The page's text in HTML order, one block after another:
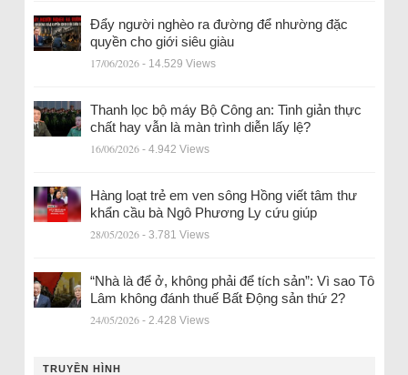
Đẩy người nghèo ra đường để nhường đặc
quyền cho giới siêu giàu
17/06/2026 - 14.529 Views
Thanh lọc bộ máy Bộ Công an: Tinh giản thực
chất hay vẫn là màn trình diễn lấy lệ?
16/06/2026 - 4.942 Views
Hàng loạt trẻ em ven sông Hồng viết tâm thư
khẩn cầu bà Ngô Phương Ly cứu giúp
28/05/2026 - 3.781 Views
“Nhà là để ở, không phải để tích sản”: Vì sao Tô
Lâm không đánh thuế Bất Động sản thứ 2?
24/05/2026 - 2.428 Views
TRUYỀN HÌNH